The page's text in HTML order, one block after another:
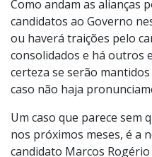
Como andam as alianças
candidatos ao Governo
ou haverá traições pelo
consolidados e há outros
certeza se serão
caso não haja
Um caso que parece sem
nos próximos meses, é a
candidato Marcos